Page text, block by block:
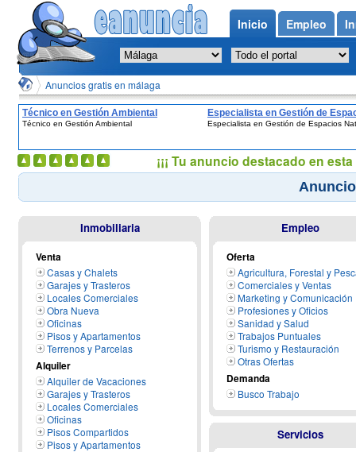
Anuncios gratis en málaga
Técnico en Gestión Ambiental
Técnico en Gestión Ambiental
Especialista en Gestión de
Naturales
Especialista en Gestión de Espacios
Inmobiliaria
Venta
Casas y Chalets
Garajes y Trasteros
Locales Comerciales
Obra Nueva
Oficinas
Pisos y Apartamentos
Terrenos y Parcelas
Alquiler
Alquiler de Vacaciones
Garajes y Trasteros
Locales Comerciales
Oficinas
Pisos Compartidos
Pisos y Apartamentos
Empleo
Oferta
Agricultura, Forestal y
Comerciales y Ventas
Marketing y Comunicación
Profesiones y Oficios
Sanidad y Salud
Trabajos Puntuales
Turismo y Restauración
Otras Ofertas
Demanda
Busco Trabajo
Servicios
Inicio Empleo
¡¡¡ Tu anuncio destacado en